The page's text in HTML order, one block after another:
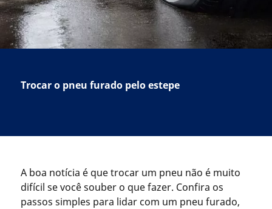
Trocar o pneu furado pelo estepe
A boa notícia é que trocar um pneu não é muito
difícil se você souber o que fazer. Confira os
passos simples para lidar com um pneu furado,